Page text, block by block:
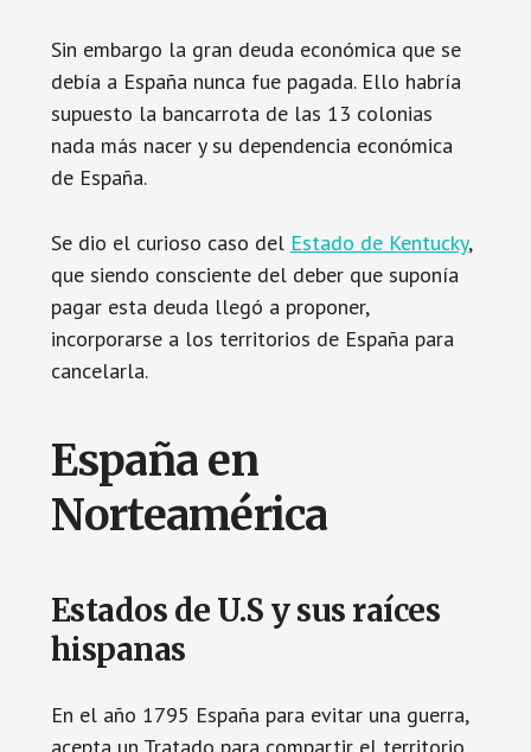
Sin embargo la gran deuda económica que se
debía a España nunca fue pagada. Ello habría
supuesto la bancarrota de las 13 colonias
nada más nacer y su dependencia económica
de España.
Se dio el curioso caso del Estado de Kentucky,
que siendo consciente del deber que suponía
pagar esta deuda llegó a proponer,
incorporarse a los territorios de España para
cancelarla.
España en
Norteamérica
Estados de U.S y sus raíces
hispanas
En el año 1795 España para evitar una guerra,